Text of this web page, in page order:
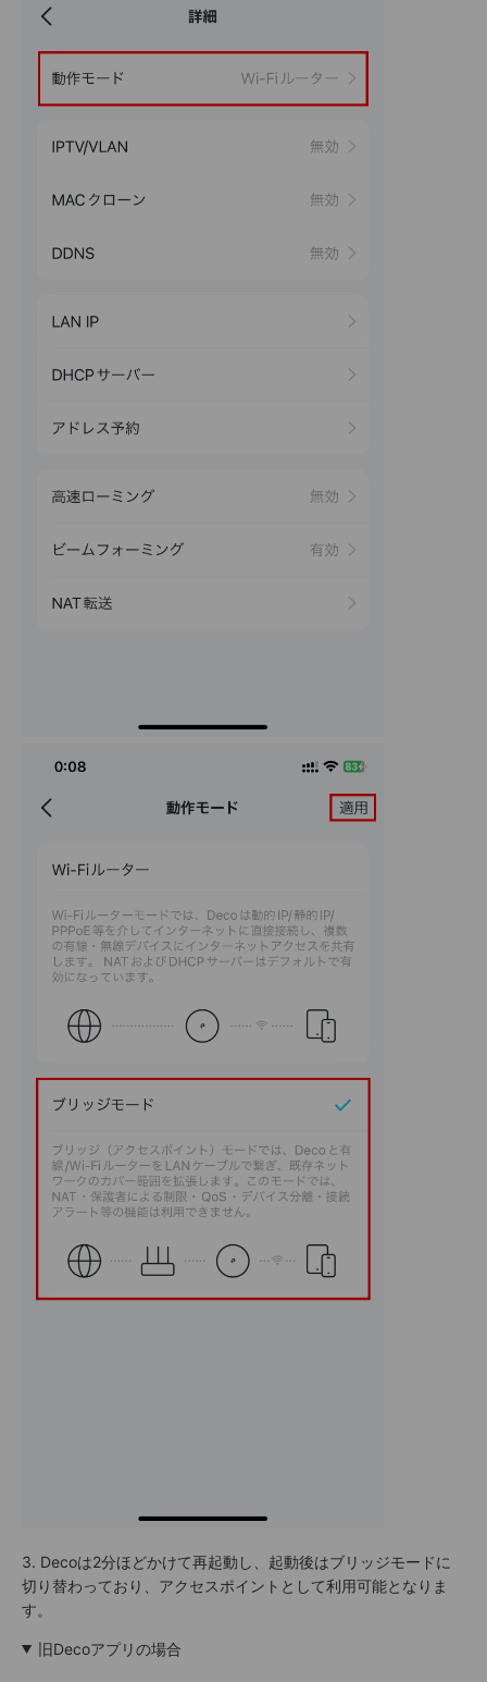
3. Decoは2分ほどかけて再起動し、起動後はブリッジモードに
切り替わっており、アクセスポイントとして利用可能となりま
す。
旧Decoアプリの場合